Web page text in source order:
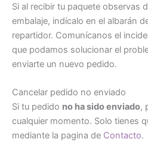
Si al recibir tu paquete observas
embalaje, indícalo en el albarán
repartidor. Comunícanos el
que podamos solucionar el
enviarte un nuevo pedido.
Cancelar pedido no enviado
Si tu pedido no ha sido enviado,
cualquier momento. Solo tienes
mediante la pagina de Contacto.